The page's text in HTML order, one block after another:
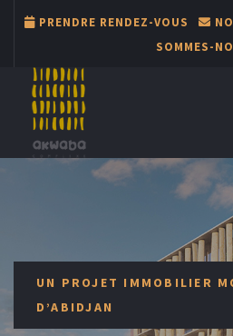
PRENDRE RENDEZ-VOUS
SOMMES-
UN PROJET IMMOBILIER
D’ABIDJAN